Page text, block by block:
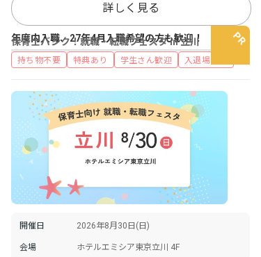
詳しく見る
保育士バンク！就職・転職フェスタ in 立川
年度内入職、27年4月入職希望の方も歓迎！
持ち物不要 特典あり 学生さん歓迎 入退場自由
開催日 2026年8月30日(日)
会場 ホテルエミシア東京立川 4F